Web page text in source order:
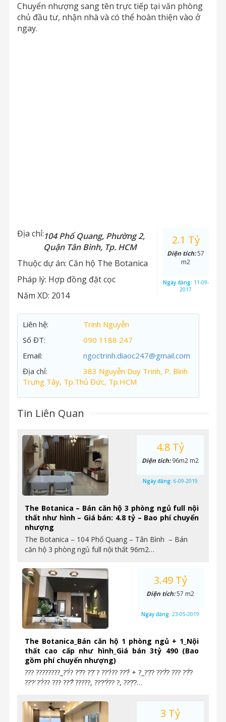
Chuyển nhượng sang tên trực tiếp tại văn phòng
chủ đầu tư, nhận nhà và có thể hoàn thiện vào ở
ngay.
Địa chỉ:104 Phổ Quang, Phường 2,
Quận Tân Bình, Tp. HCM
Thuộc dự án: Căn hộ The Botanica
Pháp lý: Hợp đồng đặt cọc
Năm XD: 2014
2.1 Tỷ
Diện tích:57
m2
Ngày đăng: 11-09-
2017
Liên hệ:
Trinh Nguyễn
Số ĐT:
090 1188 247
Email:
ngoctrinh.diaoc247@gmail.com
Địa chỉ:
383 Nguyễn Duy Trinh, P. Bình
Trưng Tây, Tp.Thủ Đức, Tp.HCM
Tin Liên Quan
The Botanica – Bán căn hộ 3 phòng ngủ full nội
thất như hình – Giá bán: 4.8 tỷ – Bao phí chuyển
nhượng
The Botanica – 104 Phổ Quang – Tân Bình – Bán
căn hộ 3 phòng ngủ full nội thất 96m2…
4.8 Tỷ
Diện tích:96m2 m2
Ngày đăng: 6-09-2019
The Botanica_Bán căn hộ 1 phòng ngủ + 1_Nội
thất cao cấp như hình_Giá bán 3tỷ 490 (Bao
gồm phí chuyển nhượng)
??? ????????_??́? ??̆? ??̣̂ ? ???̀?? ???̉ + ?_??̣̂? ???̂́? ??? ??̂́?
???̛ ??̀?? ??? ???̂̉ ?????, ???̛?̛̀?? ?, ???̣̂?…
3.49 Tỷ
Diện tích:57 m2
Ngày đăng: 23-05-2019
3 Tỷ